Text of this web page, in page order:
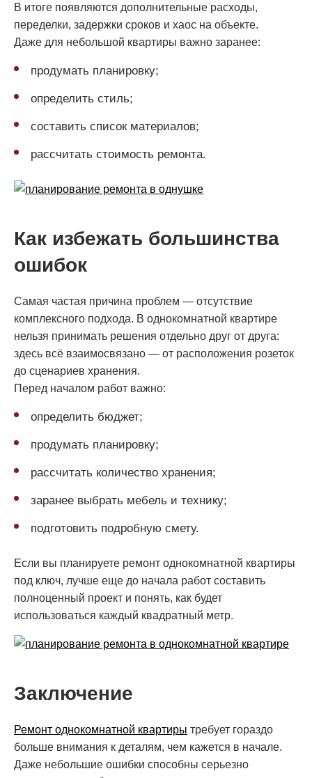
В итоге появляются дополнительные расходы,
переделки, задержки сроков и хаос на объекте.
Даже для небольшой квартиры важно заранее:
продумать планировку;
определить стиль;
составить список материалов;
рассчитать стоимость ремонта.
Как избежать большинства
ошибок
Самая частая причина проблем — отсутствие
комплексного подхода. В однокомнатной квартире
нельзя принимать решения отдельно друг от друга:
здесь всё взаимосвязано — от расположения розеток
до сценариев хранения.
Перед началом работ важно:
определить бюджет;
продумать планировку;
рассчитать количество хранения;
заранее выбрать мебель и технику;
подготовить подробную смету.
Если вы планируете ремонт однокомнатной квартиры
под ключ, лучше еще до начала работ составить
полноценный проект и понять, как будет
использоваться каждый квадратный метр.
Заключение
Ремонт однокомнатной квартиры требует гораздо
больше внимания к деталям, чем кажется в начале.
Даже небольшие ошибки способны серьезно